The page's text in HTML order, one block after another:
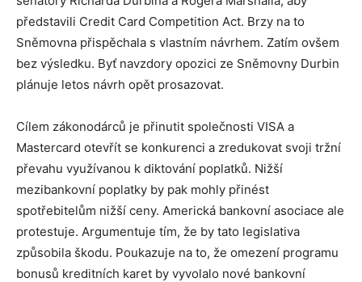
představili Credit Card Competition Act. Brzy na to
Sněmovna přispěchala s vlastním návrhem. Zatím ovšem
bez výsledku. Byť navzdory opozici ze Sněmovny Durbin
plánuje letos návrh opět prosazovat.
Cílem zákonodárců je přinutit společnosti VISA a
Mastercard otevřít se konkurenci a zredukovat svoji tržní
převahu využívanou k diktování poplatků. Nižší
mezibankovní poplatky by pak mohly přinést
spotřebitelům nižší ceny. Americká bankovní asociace ale
protestuje. Argumentuje tím, že by tato legislativa
způsobila škodu. Poukazuje na to, že omezení programu
bonusů kreditních karet by vyvolalo nové bankovní